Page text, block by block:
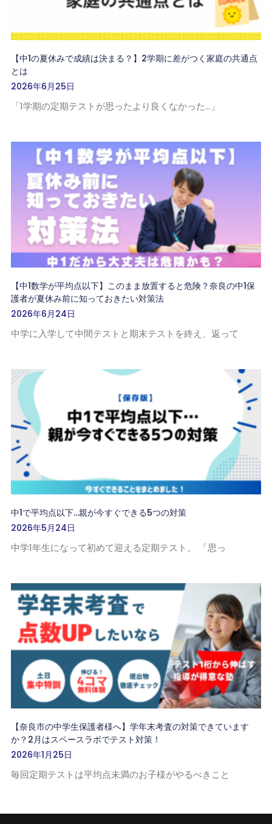
【中1の夏休みで成績は決まる？】2学期に差がつく家庭の共通点
とは
2026年6月25日
「1学期の定期テストが思ったより良くなかった…」
【中1数学が平均点以下】このまま放置すると危険？奈良の中1保
護者が夏休み前に知っておきたい対策法
2026年6月24日
中学に入学して中間テストと期末テストを終え、返って
中1で平均点以下…親が今すぐできる5つの対策
2026年5月24日
中学1年生になって初めて迎える定期テスト。 「思っ
【奈良市の中学生保護者様へ】学年末考査の対策できています
か？2月はスペースラボでテスト対策！
2026年1月25日
毎回定期テストは平均点未満のお子様がやるべきこと